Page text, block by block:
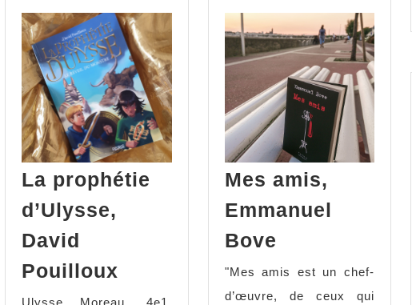
La prophétie
d’Ulysse,
David
Pouilloux
Mes amis,
Emmanuel
Bove
Emmanuel
"Mes amis est un chef-
d’œuvre, de ceux qui